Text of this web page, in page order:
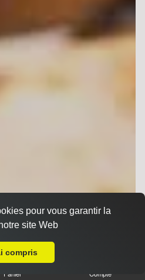
Panier Compte
pour vous garantir la
site Web
compris